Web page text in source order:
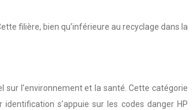
filière, bien qu’inférieure au recyclage dans la
l’environnement et la santé. Cette catégorie
s’appuie sur les codes danger HP